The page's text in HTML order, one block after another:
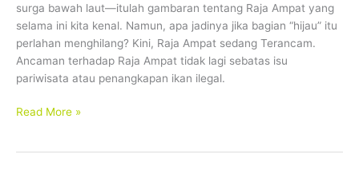
surga bawah laut—itulah gambaran tentang Raja Ampat yang
selama ini kita kenal. Namun, apa jadinya jika bagian “hijau” itu
perlahan menghilang? Kini, Raja Ampat sedang Terancam.
Ancaman terhadap Raja Ampat tidak lagi sebatas isu
pariwisata atau penangkapan ikan ilegal.
Read More »